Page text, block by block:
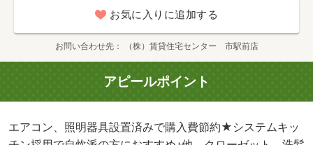
お気に入りに追加する
お問い合わせ先 （株）賃貸住宅センター 市駅前店
アピールポイント
エアコン、照明器具設置済みで購入費節約★システムキッ